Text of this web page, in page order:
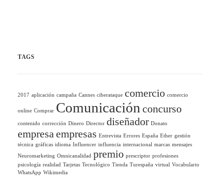
TAGS
2017 aplicación campaña Cannes ciberataque comercio comercio
online Comprar Comunicación concurso
contenido corrección Dinero Director diseñador Donato
empresaempresas Entrevista Errores España Ether gestión
técnica gráficas idioma Influencer influencia internacional marcas mensajes
Neuromarketing Omnicanalidad premio prescriptor profesiones
psicología realidad Tarjetas Tecnológico Tienda Turespaña virtual Vocabulario
WhatsApp Wikimedia